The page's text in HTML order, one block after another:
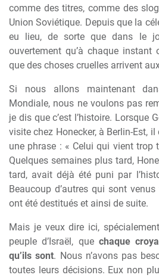
comme des titres, comme des
Union Soviétique. Depuis que la
eu lieu, de sorte que dans le
ouvertement qu’à chaque instant
que des choses cruelles arrivent
Si nous allons maintenant
Mondiale, nous ne voulons pas
je dis que c’est l’histoire. Lorsque
visite chez Honecker, à Berlin-Est, il
une phrase : « Celui qui vient trop
Quelques semaines plus tard,
tard, avait déjà été puni par
Beaucoup d’autres qui sont
ont été destitués et ainsi de suite.
Mais je veux dire ici,
peuple d’Israël, que chaque
qu’ils sont. Nous n’avons pas
toutes leurs décisions. Eux non